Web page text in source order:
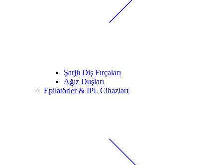
Şarjlı Diş Fırçaları
Ağız Duşları
Epilatörler & IPL Cihazları